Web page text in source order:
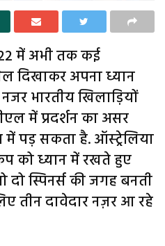
में अभी तक कई
दिखाकर अपना ध्यान
भारतीय खिलाड़ियों
में प्रदर्शन का असर
पड़ सकता है. ऑस्ट्रेलिया
को ध्यान में रखते हुए
स्पिनर्स की जगह बनती
तीन दावेदार नज़र आ रहे